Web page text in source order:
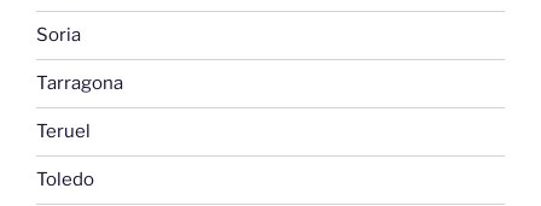
Soria
Tarragona
Teruel
Toledo